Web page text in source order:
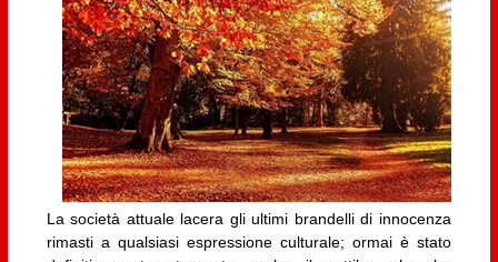
La società attuale lacera gli ultimi brandelli di innocenza
rimasti a qualsiasi espressione culturale; ormai è stato